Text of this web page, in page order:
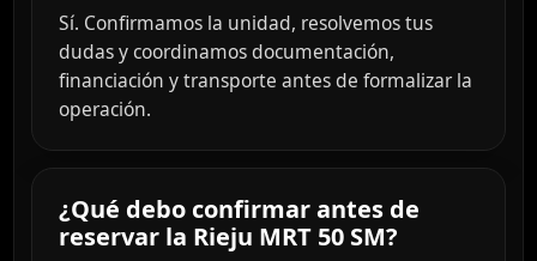
Sí. Confirmamos la unidad, resolvemos tus
dudas y coordinamos documentación,
financiación y transporte antes de formalizar la
operación.
¿Qué debo confirmar antes de
reservar la Rieju MRT 50 SM?